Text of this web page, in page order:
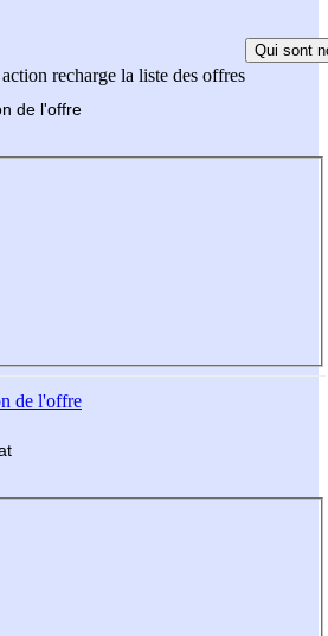
recharge la liste des offres
Qui sont
de l'offre
de l'offre